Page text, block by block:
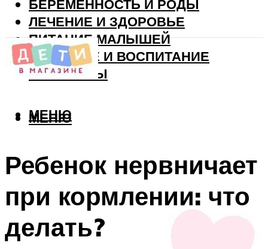
БЕРЕМЕННОСТЬ И РОДЫ
ЛЕЧЕНИЕ И ЗДОРОВЬЕ
ПИТАНИЕ МАЛЫШЕЙ
РАЗВИТИЕ И ВОСПИТАНИЕ
ВИТАМИНЫ
МЕНЮ
МЕНЮ
Ребенок нервничает
при кормлении: что
делать?